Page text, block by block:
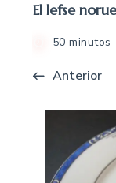
El lefse
50 minutos
Anterior